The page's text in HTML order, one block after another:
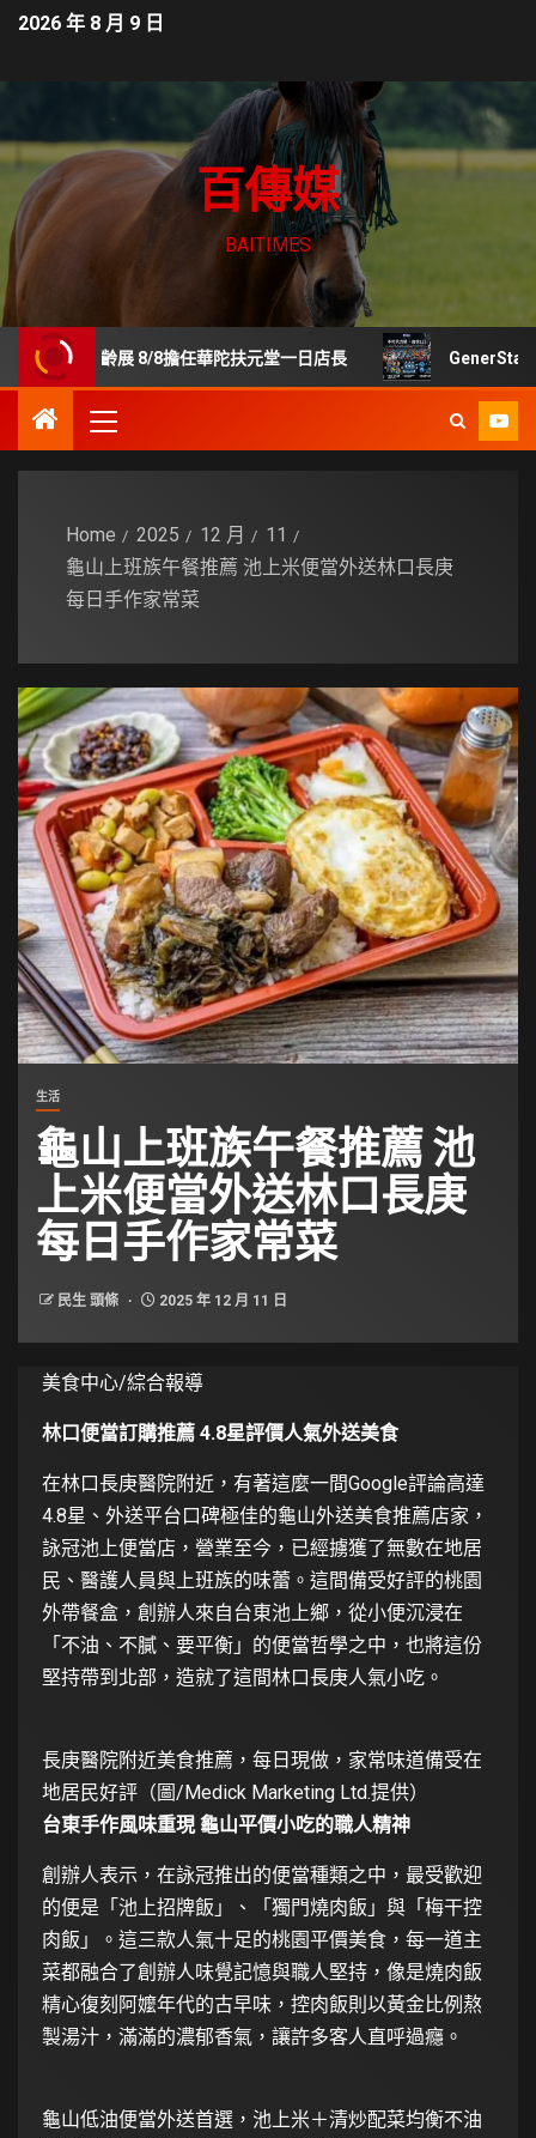
2026 年 8 月 9 日
百傳媒
BAITIMES
樂齡展 8/8擔任華陀扶元堂一日店長 GenerStand 擬推「
Home 2025 12 月
11
龜山上班族午餐推薦 池上米便當外送林口長庚
每日手作家常菜
生活
龜山上班族午餐推薦 池
上米便當外送林口長庚
每日手作家常菜
民生 頭條 2025 年 12 月 11 日
美食中心/綜合報導
林口便當訂購推薦 4.8星評價人氣外送美食
在林口長庚醫院附近，有著這麼一間Google評論高達
4.8星、外送平台口碑極佳的龜山外送美食推薦店家，
詠冠池上便當店，營業至今，已經擄獲了無數在地居
民、醫護人員與上班族的味蕾。這間備受好評的桃園
外帶餐盒，創辦人來自台東池上鄉，從小便沉浸在
「不油、不膩、要平衡」的便當哲學之中，也將這份
堅持帶到北部，造就了這間林口長庚人氣小吃。
長庚醫院附近美食推薦，每日現做，家常味道備受在
地居民好評（圖/Medick Marketing Ltd.提供）
台東手作風味重現 龜山平價小吃的職人精神
創辦人表示，在詠冠推出的便當種類之中，最受歡迎
的便是「池上招牌飯」、「獨門燒肉飯」與「梅干控
肉飯」。這三款人氣十足的桃園平價美食，每一道主
菜都融合了創辦人味覺記憶與職人堅持，像是燒肉飯
精心復刻阿嬤年代的古早味，控肉飯則以黃金比例熬
製湯汁，滿滿的濃郁香氣，讓許多客人直呼過癮。
龜山低油便當外送首選，池上米＋清炒配菜均衡不油